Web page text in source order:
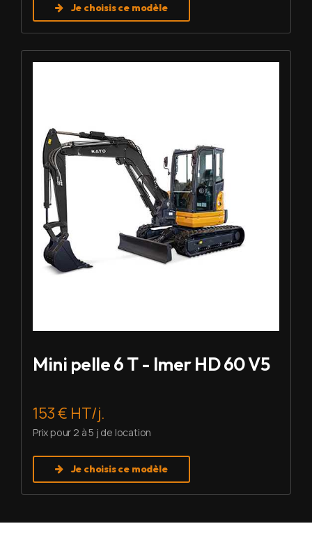
Je choisis ce modèle
Mini pelle 6 T - Imer HD 60 V5
153 € HT/j.
Prix pour 2 à 5 j de location
Je choisis ce modèle
Louer Mini pelle 6 T - Imer HD 60 V5